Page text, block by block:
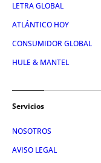
LETRA GLOBAL
ATLÁNTICO HOY
CONSUMIDOR GLOBAL
HULE & MANTEL
Servicios
NOSOTROS
AVISO LEGAL